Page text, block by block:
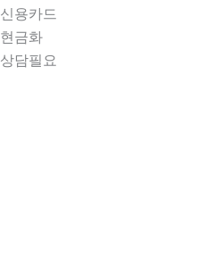
신용카드
현금화
상담필요